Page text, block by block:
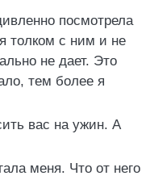
посмотрела
толком с ним и не
не дает. Это
тем более я
вас на ужин. А
меня. Что от него